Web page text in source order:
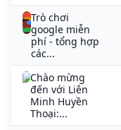
Trò chơi
google miễn
phí - tổng hợp
các...
Chào mừng
đến với Liên
Minh Huyền
Thoại:...